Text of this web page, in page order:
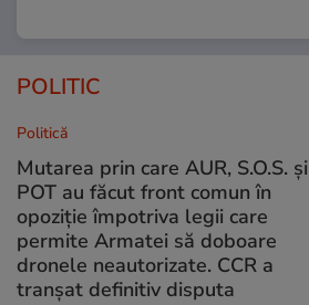
POLITIC
Politică
Mutarea prin care AUR, S.O.S. și
POT au făcut front comun în
opoziție împotriva legii care
permite Armatei să doboare
dronele neautorizate. CCR a
tranșat definitiv disputa